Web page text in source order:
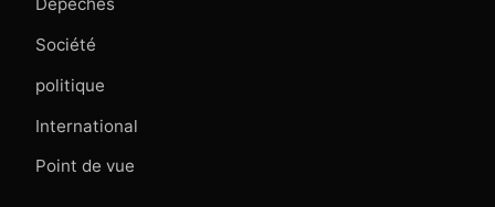
Société
politique
International
Point de vue